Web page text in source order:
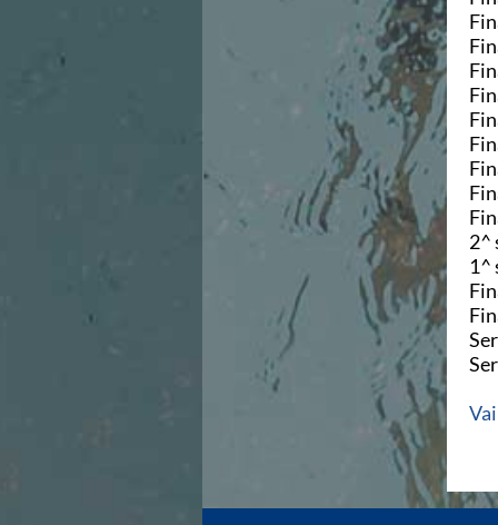
Norme e documenti
Risultati e Classifiche
Flash News
Salvamento
Eventi
Norme e documenti
Master
2^
1^